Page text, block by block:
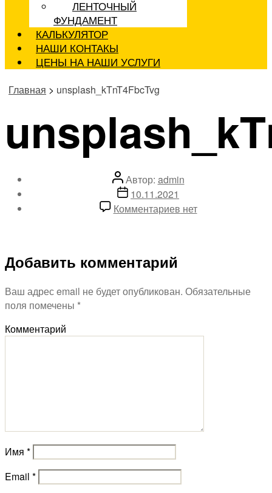
ЛЕНТОЧНЫЙ
ФУНДАМЕНТ
КАЛЬКУЛЯТОР
НАШИ КОНТАКЫ
ЦЕНЫ НА НАШИ УСЛУГИ
Главная > unsplash_kTnT4FbcTvg
Автор
записи
Автор: admin
Дата
записи
10.11.2021
Комментариевкнет
Добавить комментарий
Ваш адрес email не будет опубликован. Обязательные
поля помечены *
Комментарий
Имя *
Email *